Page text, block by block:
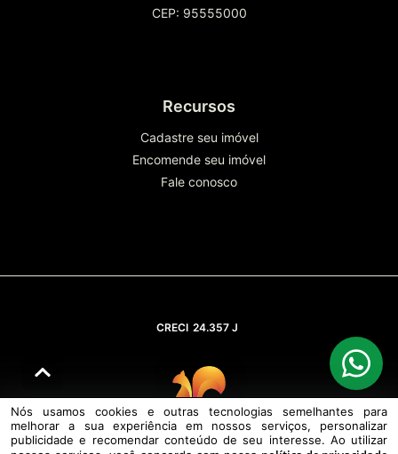
CEP: 95555000
Recursos
Cadastre seu imóvel
Encomende seu imóvel
Fale conosco
CRECI 24.357 J
© DESENVOLVIDO PELAAGIL.NET
Nós usamos cookies e outras tecnologias semelhantes para
melhorar a sua experiência em nossos serviços, personalizar
publicidade e recomendar conteúdo de seu interesse. Ao utilizar